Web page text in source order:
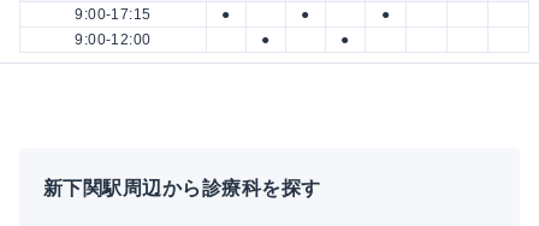
9:00-17:15
● ●
●
9:00-12:00
● ●
新下関駅周辺から診療科を探す